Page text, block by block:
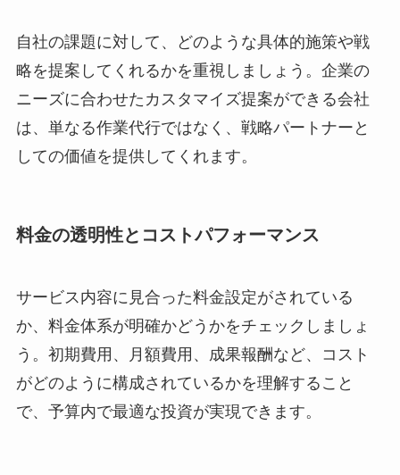
自社の課題に対して、どのような具体的施策や戦
略を提案してくれるかを重視しましょう。企業の
ニーズに合わせたカスタマイズ提案ができる会社
は、単なる作業代行ではなく、戦略パートナーと
しての価値を提供してくれます。
料金の透明性とコストパフォーマンス
サービス内容に見合った料金設定がされている
か、料金体系が明確かどうかをチェックしましょ
う。初期費用、月額費用、成果報酬など、コスト
がどのように構成されているかを理解すること
で、予算内で最適な投資が実現できます。